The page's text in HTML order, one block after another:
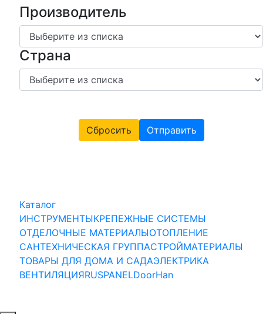
Производитель
Страна
Сбросить Отправить
Каталог
ИНСТРУМЕНТЫКРЕПЕЖНЫЕ СИСТЕМЫ
ОТДЕЛОЧНЫЕ МАТЕРИАЛЫОТОПЛЕНИЕ
САНТЕХНИЧЕСКАЯ ГРУППАСТРОЙМАТЕРИАЛЫ
ТОВАРЫ ДЛЯ ДОМА И САДАЭЛЕКТРИКА
ВЕНТИЛЯЦИЯRUSPANELDoorHan